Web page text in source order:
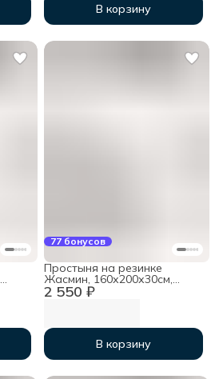
В корзину
77 бонусов
2 550 ₽
Простыня на резинке
Жасмин, 160х200х30см,
мако-сатин
В корзину